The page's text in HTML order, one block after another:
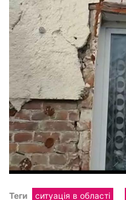
Теги ситуація в області